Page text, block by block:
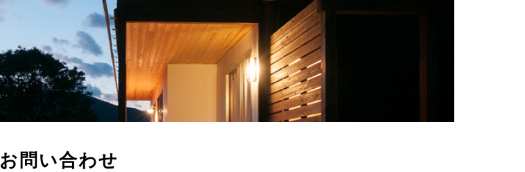
お問い合わせ